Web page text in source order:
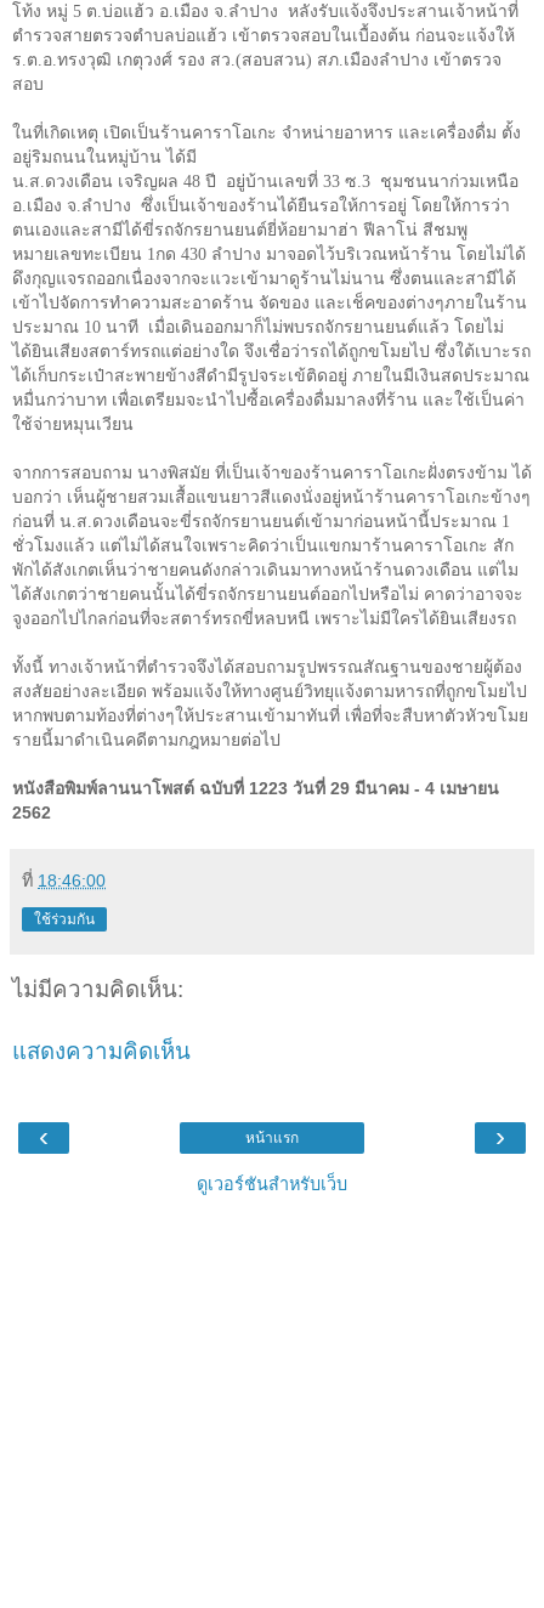
โท้ง หมู่ 5 ต.บ่อแฮ้ว อ.เมือง จ.ลำปาง หลังรับแจ้งจึงประสานเจ้าหน้าที่
ตำรวจสายตรวจตำบลบ่อแฮ้ว เข้าตรวจสอบในเบื้องต้น ก่อนจะแจ้งให้
ร.ต.อ.ทรงวุฒิ เกตุวงศ์ รอง สว.(สอบสวน) สภ.เมืองลำปาง เข้าตรวจ
สอบ
ในที่เกิดเหตุ เปิดเป็นร้านคาราโอเกะ จำหน่ายอาหาร และเครื่องดื่ม ตั้ง
อยู่ริมถนนในหมู่บ้าน ได้มี
น.ส.ดวงเดือน เจริญผล 48 ปี
อยู่บ้านเลขที่ 33 ซ.3 ชุมชนนาก่วมเหนือ
อ.เมือง จ.ลำปาง ซึ่งเป็นเจ้าของร้านได้ยืนรอให้การอยู่ โดยให้การว่า
ตนเองและสามีได้ขี่รถจักรยานยนต์ยี่ห้อยามาฮ่า ฟีลาโน่ สีชมพู
หมายเลขทะเบียน 1กด 430 ลำปาง มาจอดไว้บริเวณหน้าร้าน โดยไม่ได้
ดึงกุญแจรถออกเนื่องจากจะแวะเข้ามาดูร้านไม่นาน ซึ่งตนและสามีได้
เข้าไปจัดการทำความสะอาดร้าน จัดของ และเช็คของต่างๆภายในร้าน
ประมาณ 10 นาที เมื่อเดินออกมาก็ไม่พบรถจักรยานยนต์แล้ว โดยไม่
ได้ยินเสียงสตาร์ทรถแต่อย่างใด จึงเชื่อว่ารถได้ถูกขโมยไป ซึ่งใต้เบาะรถ
ได้เก็บกระเป๋าสะพายข้างสีดำมีรูปจระเข้ติดอยู่ ภายในมีเงินสดประมาณ
หมื่นกว่าบาท เพื่อเตรียมจะนำไปซื้อเครื่องดื่มมาลงที่ร้าน และใช้เป็นค่า
ใช้จ่ายหมุนเวียน
จากการสอบถาม นางพิสมัย ที่เป็นเจ้าของร้านคาราโอเกะฝั่งตรงข้าม ได้
บอกว่า เห็นผู้ชายสวมเสื้อแขนยาวสีแดงนั่งอยู่หน้าร้านคาราโอเกะข้างๆ
ก่อนที่ น.ส.ดวงเดือนจะขี่รถจักรยานยนต์เข้ามาก่อนหน้านี้ประมาณ 1
ชั่วโมงแล้ว แต่ไม่ได้สนใจเพราะคิดว่าเป็นแขกมาร้านคาราโอเกะ สัก
พักได้สังเกตเห็นว่าชายคนดังกล่าวเดินมาทางหน้าร้านดวงเดือน แต่ไม
ได้สังเกตว่าชายคนนั้นได้ขี่รถจักรยานยนต์ออกไปหรือไม่ คาดว่าอาจจะ
จูงออกไปไกลก่อนที่จะสตาร์ทรถขี่หลบหนี เพราะไม่มีใครได้ยินเสียงรถ
ทั้งนี้ ทางเจ้าหน้าที่ตำรวจจึงได้สอบถามรูปพรรณสัณฐานของชายผู้ต้อง
สงสัยอย่างละเอียด พร้อมแจ้งให้ทางศูนย์วิทยุแจ้งตามหารถที่ถูกขโมยไป
หากพบตามท้องที่ต่างๆให้ประสานเข้ามาทันที่ เพื่อที่จะสืบหาตัวหัวขโมย
รายนี้มาดำเนินคดีตามกฎหมายต่อไป
หนังสือพิมพ์ลานนาโพสต์ ฉบับที่ 1223 วันที่ 29 มีนาคม - 4 เมษายน
2562
ที่ 18:46:00
ใช้ร่วมกัน
ไม่มีความคิดเห็น:
แสดงความคิดเห็น
‹ ›
หน้าแรก
ดูเวอร์ชันสำหรับเว็บ